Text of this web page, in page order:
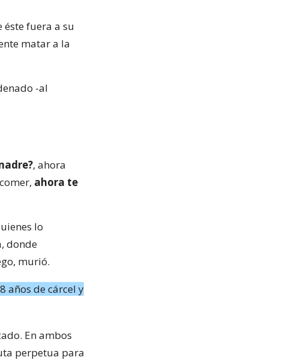
fuera a su
matar a la
-al
, ahora
ahora te
lo
donde
murió.
años de cárcel y
En ambos
perpetua para